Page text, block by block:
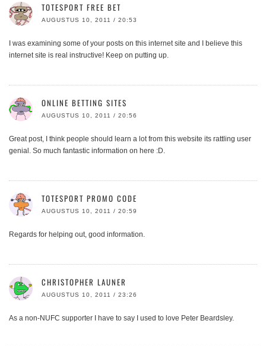
TOTESPORT FREE BET
AUGUSTUS 10, 2011 / 20:53
I was examining some of your posts on this internet site and I believe this
internet site is real instructive! Keep on putting up.
ONLINE BETTING SITES
AUGUSTUS 10, 2011 / 20:56
Great post, I think people should learn a lot from this website its rattling user
genial. So much fantastic information on here :D.
TOTESPORT PROMO CODE
AUGUSTUS 10, 2011 / 20:59
Regards for helping out, good information.
CHRISTOPHER LAUNER
AUGUSTUS 10, 2011 / 23:26
As a non-NUFC supporter I have to say I used to love Peter Beardsley.